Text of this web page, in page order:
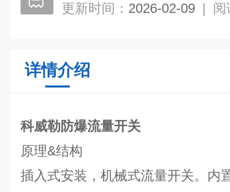
更新时间： 2026-02-09 | 阅
详情介绍
科威勒防爆流量开关
原理&结构
插入式安装，机械式流量开关。内